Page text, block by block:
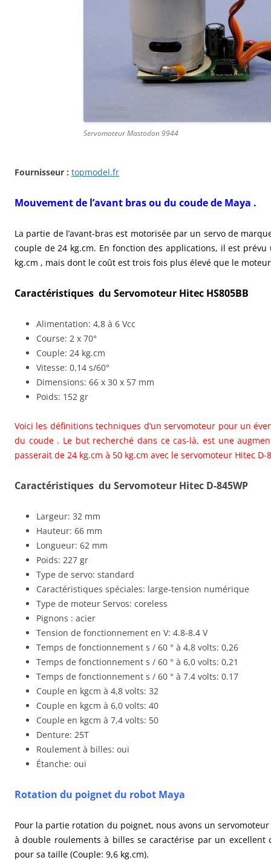
Servomoteur Mastodon 9944
Fournisseur : topmodel.fr
Mouvement de l’avant bras ou du coude de Maya .
La partie de l’avant-bras est motorisée par un servo de
couple de 24 kg.cm. En fonction des applications, il est
kg.cm , mais dont le coût est trois fois plus élevé que le
Caractéristiques du Servomoteur Hitec HS805BB
Alimentation: 4,8 à 6 Vcc
Course: 2 x 70°
Couple: 24 kg.cm
Vitesse: 0,14 s/60°
Dimensions: 66 x 30 x 57 mm
Poids: 152 gr
Voici les définitions techniques d’un servomoteur pour un
du coude . Le but recherché dans ce cas-là, est une
passerait de 24 kg.cm à 50 kg.cm avec le servomoteur Hitec D-
Caractéristiques du Servomoteur Hitec D-845WP
Largeur: 32 mm
Hauteur: 66 mm
Longueur: 62 mm
Poids: 227 gr
Type de servo: standard
Caractéristiques spéciales: large-tension numérique
Type de moteur Servos: coreless
Pignons : acier
Tension de fonctionnement en V: 4.8-8.4 V
Temps de fonctionnement s / 60 ° à 4,8 volts: 0,26
Temps de fonctionnement s / 60 ° à 6,0 volts: 0,21
Temps de fonctionnement s / 60 ° à 7.4 volts: 0.17
Couple en kgcm à 4,8 volts: 32
Couple en kgcm à 6,0 volts: 40
Couple en kgcm à 7,4 volts: 50
Denture: 25T
Roulement à billes: oui
Étanche: oui
Rotation du poignet du robot Maya
Pour la partie rotation du poignet, nous avons un servomoteur
à double roulements à billes se caractérise par un excellent
pour sa taille (Couple: 9,6 kg.cm).